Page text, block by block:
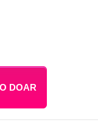
DOAR